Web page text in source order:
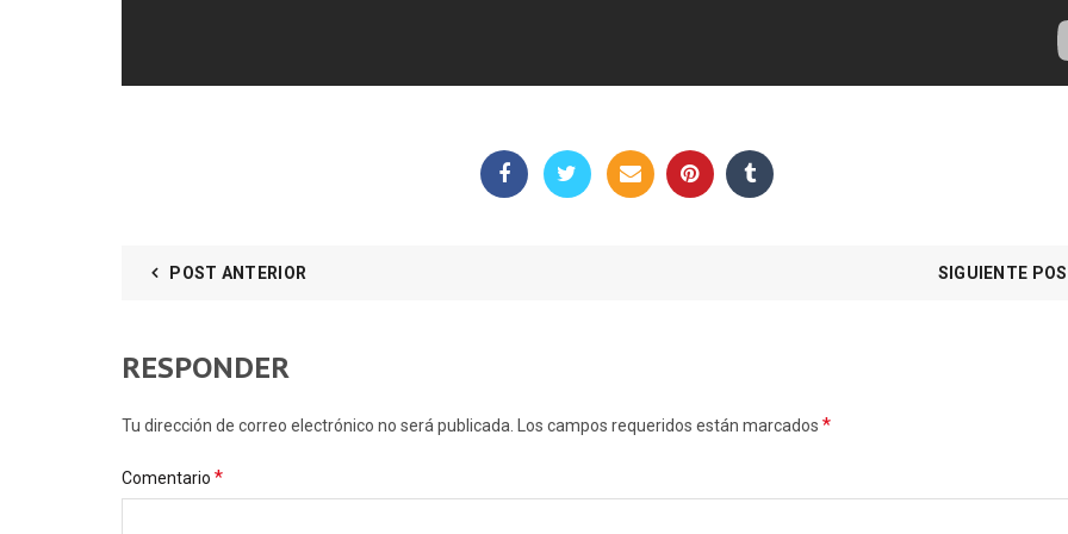
POST ANTERIOR SIGUIENTE
RESPONDER
Tu dirección de correo electrónico no será publicada. Los campos requeridos están marcados *
Comentario *